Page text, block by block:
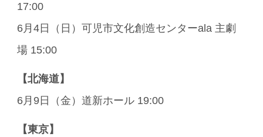
17:00
6月4日（日）可児市文化創造センターala 主劇
場 15:00
【北海道】
6月9日（金）道新ホール 19:00
【東京】